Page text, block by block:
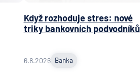
Když rozhoduje stres: nové
triky bankovních podvodníků
6.8.2026 Banka